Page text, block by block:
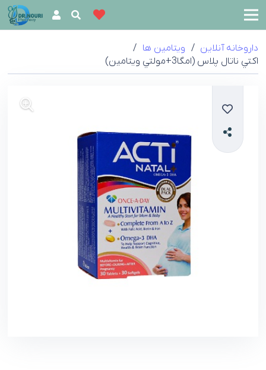
داروخانه آنلاین / ویتامین ها /
اکتي ناتال پلاس (امگا3+مولتي ويتامين)